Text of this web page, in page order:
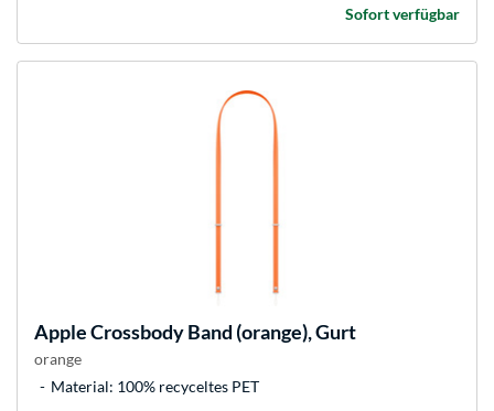
Sofort verfügbar
AppleCrossbody Band (orange), Gurt
orange
Material: 100% recyceltes PET